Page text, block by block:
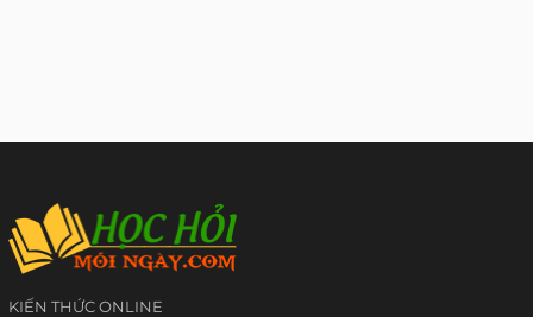
KIẾN THỨC ONLINE